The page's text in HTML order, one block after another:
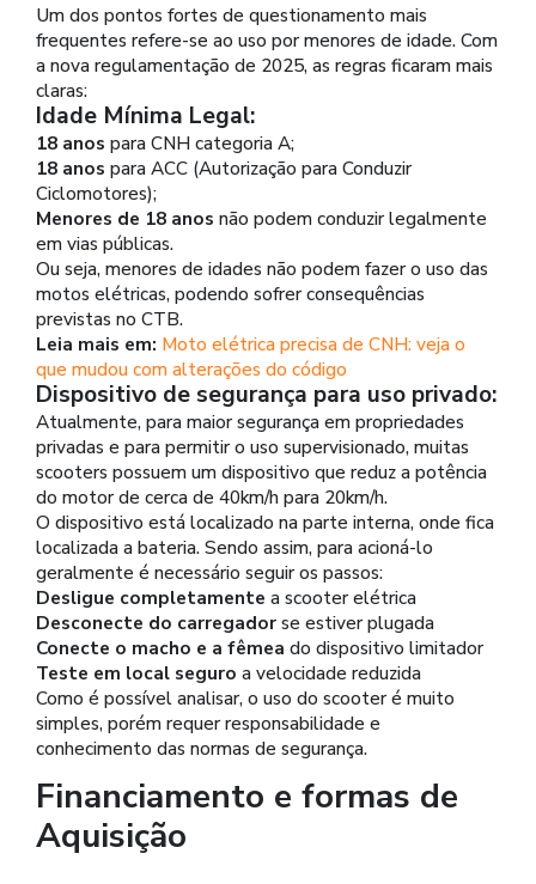
Um dos pontos fortes de questionamento mais
frequentes refere-se ao uso por menores de idade. Com
a nova regulamentação de 2025, as regras ficaram mais
claras:
Idade Mínima Legal:
18 anos para CNH categoria A;
18 anos para ACC (Autorização para Conduzir
Ciclomotores);
Menores de 18 anos não podem conduzir legalmente
em vias públicas.
Ou seja, menores de idades não podem fazer o uso das
motos elétricas, podendo sofrer consequências
previstas no CTB.
Leia mais em: Moto elétrica precisa de CNH: veja o
que mudou com alterações do código
Dispositivo de segurança para uso privado:
Atualmente, para maior segurança em propriedades
privadas e para permitir o uso supervisionado, muitas
scooters possuem um dispositivo que reduz a potência
do motor de cerca de 40km/h para 20km/h.
O dispositivo está localizado na parte interna, onde fica
localizada a bateria. Sendo assim, para acioná-lo
geralmente é necessário seguir os passos:
Desligue completamente a scooter elétrica
Desconecte do carregadorse estiver plugada
Conecte o macho e a fêmea do dispositivo limitador
Teste em local seguro a velocidade reduzida
Como é possível analisar, o uso do scooter é muito
simples, porém requer responsabilidade e
conhecimento das normas de segurança.
Financiamento e formas de
Aquisição